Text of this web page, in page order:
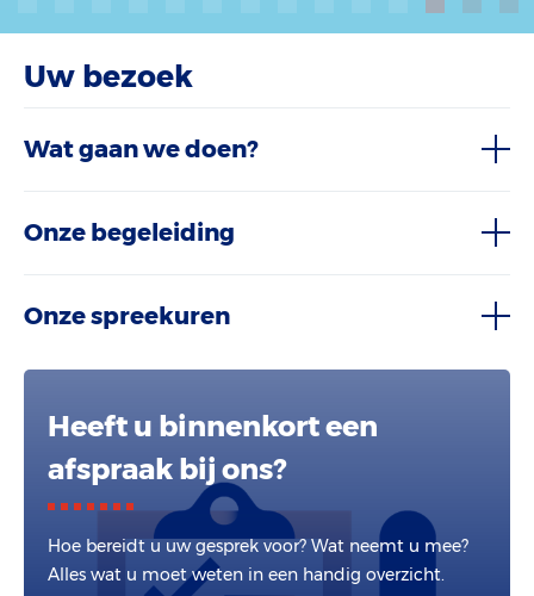
Uw bezoek
Wat gaan we doen?
Onze begeleiding
Onze spreekuren
Heeft u binnenkort een
afspraak bij ons?
Hoe bereidt u uw gesprek voor? Wat neemt u mee?
Alles wat u moet weten in een handig overzicht.